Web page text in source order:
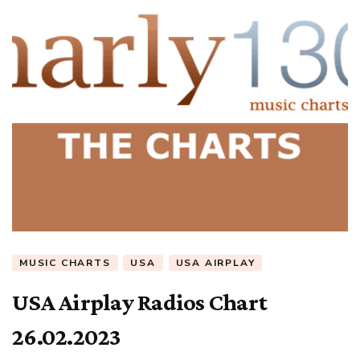
MUSIC CHARTS USA USA AIRPLAY
USA Airplay Radios Chart
26.02.2023